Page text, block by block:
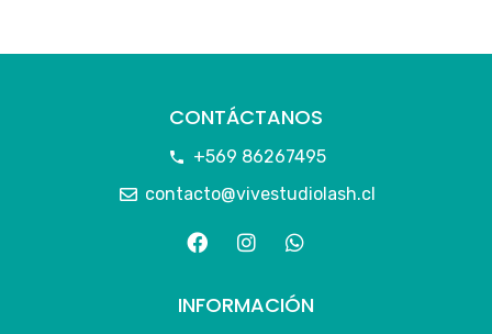
CONTÁCTANOS
+569 86267495
contacto@vivestudiolash.cl
INFORMACIÓN